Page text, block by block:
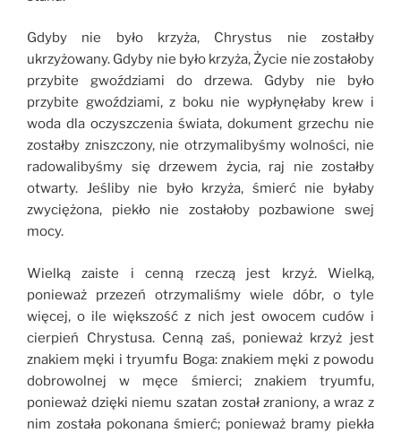
Gdyby nie było krzyża, Chrystus nie zostałby
ukrzyżowany. Gdyby nie było krzyża, Życie nie zostałoby
przybite gwoździami do drzewa. Gdyby nie było
przybite gwoździami, z boku nie wypłynęłaby krew i
woda dla oczyszczenia świata, dokument grzechu nie
zostałby zniszczony, nie otrzymalibyśmy wolności, nie
radowalibyśmy się drzewem życia, raj nie zostałby
otwarty. Jeśliby nie było krzyża, śmierć nie byłaby
zwyciężona, piekło nie zostałoby pozbawione swej
mocy.
Wielką zaiste i cenną rzeczą jest krzyż. Wielką,
ponieważ przezeń otrzymaliśmy wiele dóbr, o tyle
więcej, o ile większość z nich jest owocem cudów i
cierpień Chrystusa. Cenną zaś, ponieważ krzyż jest
znakiem męki i tryumfu Boga: znakiem męki z powodu
dobrowolnej w męce śmierci; znakiem tryumfu,
ponieważ dzięki niemu szatan został zraniony, a wraz z
nim została pokonana śmierć; ponieważ bramy piekła